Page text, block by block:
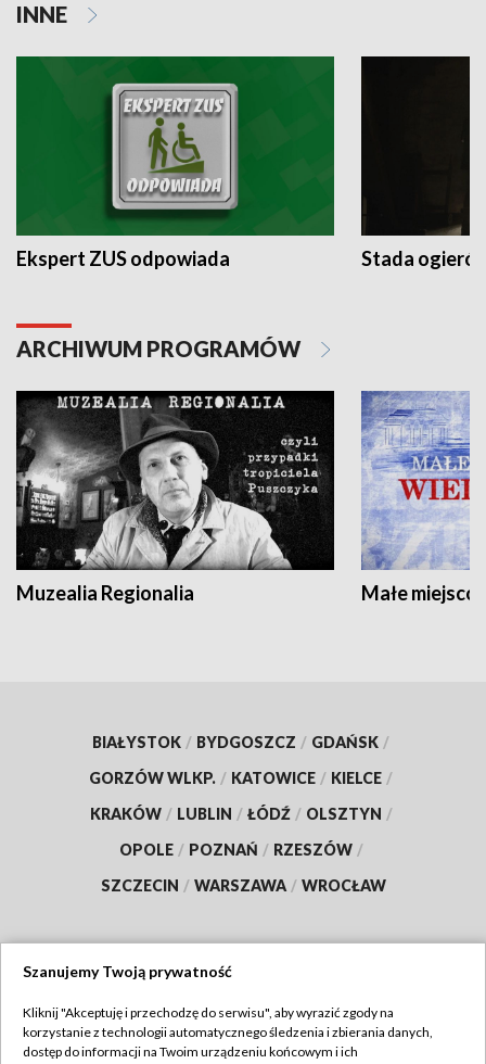
INNE
Ekspert ZUS odpowiada Stada
ARCHIWUM PROGRAMÓW
Muzealia Regionalia Małe
BIAŁYSTOK / BYDGOSZCZ / GDAŃSK /
GORZÓW WLKP. / KATOWICE / KIELCE /
KRAKÓW / LUBLIN / ŁÓDŹ / OLSZTYN /
OPOLE / POZNAŃ / RZESZÓW /
SZCZECIN / WARSZAWA / WROCŁAW
TVP
Szanujemy Twoją prywatność
Kliknij "Akceptuję i przechodzę do serwisu", aby wyrazić zgody na
korzystanie z technologii automatycznego śledzenia i zbierania danych,
dostęp do informacji na Twoim urządzeniu końcowym i ich